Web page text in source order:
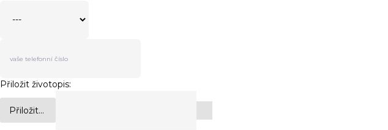
Přiložit životopis:
Přiložit...